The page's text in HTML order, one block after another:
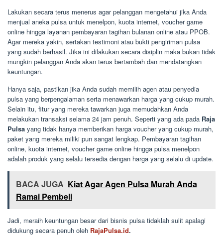
Lakukan secara terus menerus agar pelanggan mengetahui jika Anda
menjual aneka pulsa untuk menelpon, kuota internet, voucher game
online hingga layanan pembayaran tagihan bulanan online atau PPOB.
Agar mereka yakin, sertakan testimoni atau bukti pengiriman pulsa
yang sudah berhasil. Jika ini dilakukan secara disiplin maka bukan tidak
mungkin pelanggan Anda akan terus bertambah dan mendatangkan
keuntungan.
Hanya saja, pastikan jika Anda sudah memilih agen atau penyedia
pulsa yang berpengalaman serta menawarkan harga yang cukup murah.
Selain itu, fitur yang mereka tawarkan juga memudahkan Anda
melakukan transaksi selama 24 jam penuh. Seperti yang ada pada Raja
Pulsa yang tidak hanya memberikan harga voucher yang cukup murah,
paket yang mereka miliki pun sangat lengkap. Pembayaran tagihan
online, kuota internet, voucher game online hingga pulsa menelpon
adalah produk yang selalu tersedia dengan harga yang selalu di update.
BACA JUGA Kiat Agar Agen Pulsa Murah Anda
Ramai Pembeli
Jadi, meraih keuntungan besar dari bisnis pulsa tidaklah sulit apalagi
didukung secara penuh oleh RajaPulsa.id.